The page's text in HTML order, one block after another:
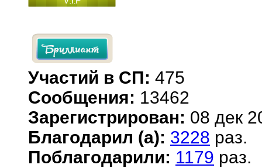
Участий в СП: 475
Сообщения: 13462
Зарегистрирован: 08 дек
Благодарил (а): 3228 раз.
Поблагодарили: 1179 раз.